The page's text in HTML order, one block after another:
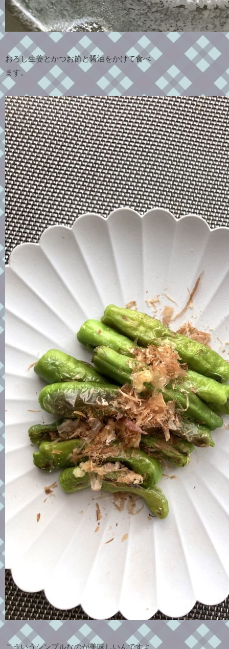
おろし生姜とかつお節と醤油をかけて食べ
ます。
こういうシンプルなのが美味しいんですよ